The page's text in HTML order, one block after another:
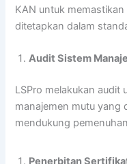
KAN untuk
ditetapkan dalam
Audit Sistem
LSPro melakukan audit
manajemen mutu yang
mendukung